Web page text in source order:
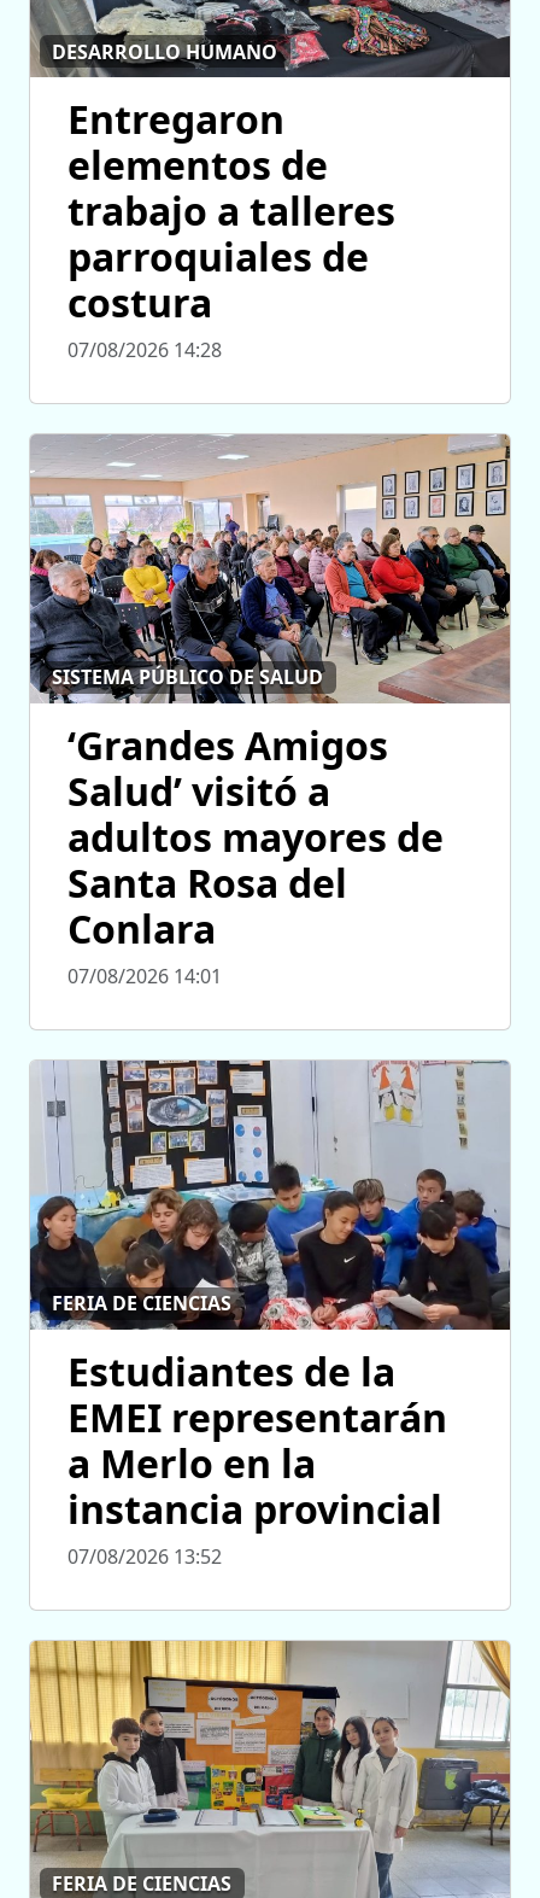
DESARROLLO HUMANO
Entregaron
elementos de
trabajo a talleres
parroquiales de
costura
07/08/2026 14:28
SISTEMA PÚBLICO DE SALUD
‘Grandes Amigos
Salud’ visitó a
adultos mayores de
Santa Rosa del
Conlara
07/08/2026 14:01
FERIA DE CIENCIAS
Estudiantes de la
EMEI representarán
a Merlo en la
instancia provincial
07/08/2026 13:52
FERIA DE CIENCIAS